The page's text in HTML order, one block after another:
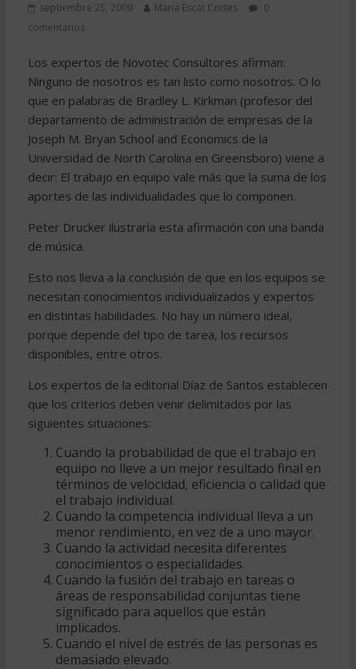
septiembre 25, 2009 Maria Escat Cortes
0
comentarios
Los expertos de Novotec Consultores afirman:
Ninguno de nosotros es tan listo como nosotros. O lo
que en palabras de Bradley L. Kirkman (profesor del
departamento de administración de empresas de la
Joseph M. Bryan School and Economics de la
Universidad de North Carolina en Greensboro) viene a
decir: El trabajo en equipo vale más que la suma de los
aportes de las individualidades que lo componen.
Peter Drucker ilustraría esta afirmación con una banda
de música.
Esto nos lleva a la conclusión de que en los equipos se
necesitan conocimientos individualizados y expertos
en distintas habilidades. No hay un número ideal,
porque depende del tipo de tarea, los recursos
disponibles, entre otros.
Los expertos de la editorial Díaz de Santos establecen
que los criterios deben venir delimitados por las
siguientes situaciones:
Cuando la probabilidad de que el trabajo en
equipo no lleve a un mejor resultado final en
términos de velocidad, eficiencia o calidad que
el trabajo individual.
Cuando la competencia individual lleva a un
menor rendimiento, en vez de a uno mayor.
Cuando la actividad necesita diferentes
conocimientos o especialidades.
Cuando la fusión del trabajo en tareas o
áreas de responsabilidad conjuntas tiene
significado para aquellos que están
implicados.
Cuando el nivel de estrés de las personas es
demasiado elevado.